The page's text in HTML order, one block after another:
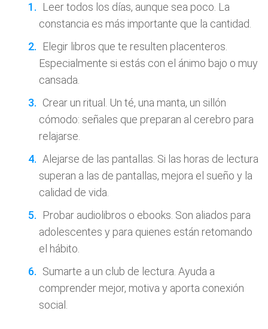
Leer todos los días, aunque sea poco. La
constancia es más importante que la cantidad.
Elegir libros que te resulten placenteros.
Especialmente si estás con el ánimo bajo o muy
cansada.
Crear un ritual. Un té, una manta, un sillón
cómodo: señales que preparan al cerebro para
relajarse.
Alejarse de las pantallas. Si las horas de lectura
superan a las de pantallas, mejora el sueño y la
calidad de vida.
Probar audiolibros o ebooks. Son aliados para
adolescentes y para quienes están retomando
el hábito.
Sumarte a un club de lectura. Ayuda a
comprender mejor, motiva y aporta conexión
social.